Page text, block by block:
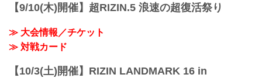
【9/10(木)開催】超RIZIN.5 浪速の超復活祭り
≫ 大会情報／チケット
≫ 対戦カード
【10/3(土)開催】RIZIN LANDMARK 16 in